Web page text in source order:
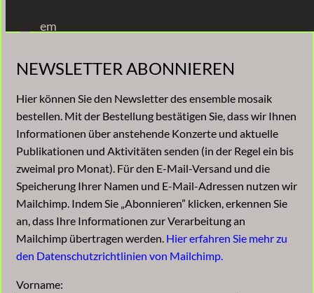
Inhalt em
NEWSLETTER ABONNIEREN
Hier können Sie den Newsletter des ensemble mosaik
bestellen. Mit der Bestellung bestätigen Sie, dass wir Ihnen
Informationen über anstehende Konzerte und aktuelle
Publikationen und Aktivitäten senden (in der Regel ein bis
zweimal pro Monat). Für den E-Mail-Versand und die
Speicherung Ihrer Namen und E-Mail-Adressen nutzen wir
Mailchimp. Indem Sie „Abonnieren” klicken, erkennen Sie
an, dass Ihre Informationen zur Verarbeitung an
Mailchimp übertragen werden. Hier erfahren Sie mehr zu
den Datenschutzrichtlinien von Mailchimp.
Vorname: